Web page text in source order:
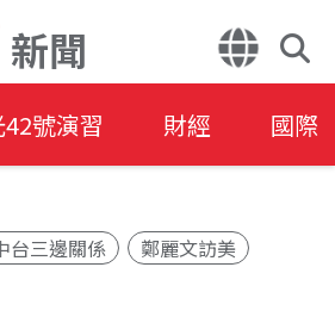
新聞
號演習 財經 國際
台三邊關係 鄭麗文訪美